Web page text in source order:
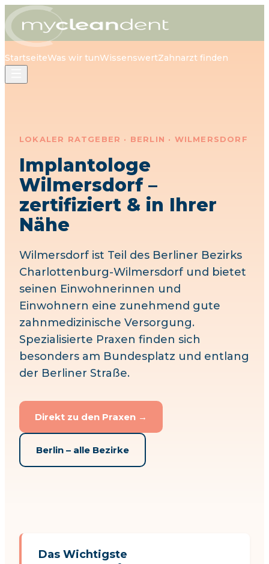
StartseiteWas wir tunWissenswertZahnarzt finden
LOKALER RATGEBER · BERLIN · WILMERSDORF
Implantologe
Wilmersdorf–
zertifiziert & in Ihrer
Nähe
Wilmersdorf ist Teil des Berliner Bezirks
Charlottenburg-Wilmersdorf und bietet
seinen Einwohnerinnen und
Einwohnern eine zunehmend gute
zahnmedizinische Versorgung.
Spezialisierte Praxen finden sich
besonders am Bundesplatz und entlang
der Berliner Straße.
Direkt zu den Praxen →
Berlin – alle Bezirke
Das Wichtigste